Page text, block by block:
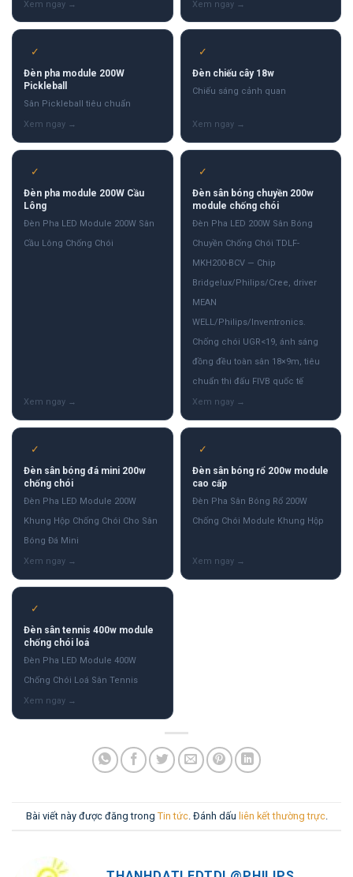
✓
Đèn pha module 200W
Pickleball
Sân Pickleball tiêu chuẩn
✓
Đèn chiếu cây 18w
Chiếu sáng cảnh quan
✓
Đèn pha module 200W Cầu
Lông
Đèn Pha LED Module 200W Sân
Cầu Lông Chống Chói
✓
Đèn sân bóng chuyền 200w
module chống chói
Đèn Pha LED 200W Sân Bóng
Chuyền Chống Chói TDLF-
MKH200-BCV — Chip
Bridgelux/Philips/Cree, driver
MEAN
WELL/Philips/Inventronics.
Chống chói UGR<19, ánh sáng
đồng đều toàn sân 18×9m, tiêu
chuẩn thi đấu FIVB quốc tế
✓
Đèn sân bóng đá mini 200w
chống chói
Đèn Pha LED Module 200W
Khung Hộp Chống Chói Cho Sân
Bóng Đá Mini
✓
Đèn sân bóng rổ 200w module
cao cấp
Đèn Pha Sân Bóng Rổ 200W
Chống Chói Module Khung Hộp
✓
Đèn sân tennis 400w module
chống chói loá
Đèn Pha LED Module 400W
Chống Chói Loá Sân Tennis
Bài viết này được đăng trong Tin tức. Đánh dấu liên kết thường trực.